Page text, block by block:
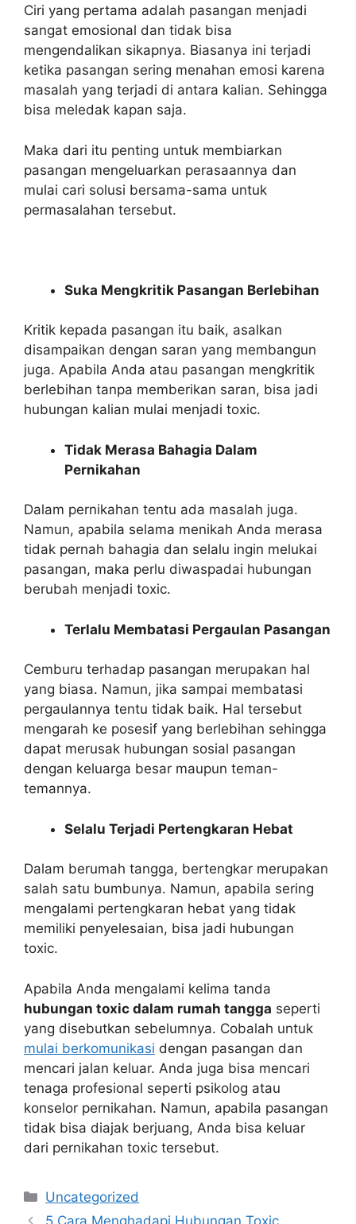
Ciri yang pertama adalah pasangan menjadi
sangat emosional dan tidak bisa
mengendalikan sikapnya. Biasanya ini terjadi
ketika pasangan sering menahan emosi karena
masalah yang terjadi di antara kalian. Sehingga
bisa meledak kapan saja.
Maka dari itu penting untuk membiarkan
pasangan mengeluarkan perasaannya dan
mulai cari solusi bersama-sama untuk
permasalahan tersebut.
Suka Mengkritik Pasangan Berlebihan
Kritik kepada pasangan itu baik, asalkan
disampaikan dengan saran yang membangun
juga. Apabila Anda atau pasangan mengkritik
berlebihan tanpa memberikan saran, bisa jadi
hubungan kalian mulai menjadi toxic.
Tidak Merasa Bahagia Dalam
Pernikahan
Dalam pernikahan tentu ada masalah juga.
Namun, apabila selama menikah Anda merasa
tidak pernah bahagia dan selalu ingin melukai
pasangan, maka perlu diwaspadai hubungan
berubah menjadi toxic.
Terlalu Membatasi Pergaulan Pasangan
Cemburu terhadap pasangan merupakan hal
yang biasa. Namun, jika sampai membatasi
pergaulannya tentu tidak baik. Hal tersebut
mengarah ke posesif yang berlebihan sehingga
dapat merusak hubungan sosial pasangan
dengan keluarga besar maupun teman-
temannya.
Selalu Terjadi Pertengkaran Hebat
Dalam berumah tangga, bertengkar merupakan
salah satu bumbunya. Namun, apabila sering
mengalami pertengkaran hebat yang tidak
memiliki penyelesaian, bisa jadi hubungan
toxic.
Apabila Anda mengalami kelima tanda
hubungan toxic dalam rumah tangga seperti
yang disebutkan sebelumnya. Cobalah untuk
mulai berkomunikasi dengan pasangan dan
mencari jalan keluar. Anda juga bisa mencari
tenaga profesional seperti psikolog atau
konselor pernikahan. Namun, apabila pasangan
tidak bisa diajak berjuang, Anda bisa keluar
dari pernikahan toxic tersebut.
Kategori
Uncategorized
5 Cara Menghadapi Hubungan Toxic